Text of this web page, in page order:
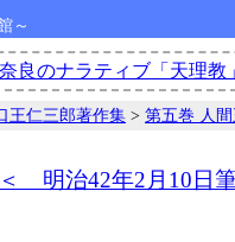
～
奈良のナラティブ「天理
王仁三郎著作集 >第五巻 人
明治42年2月10日